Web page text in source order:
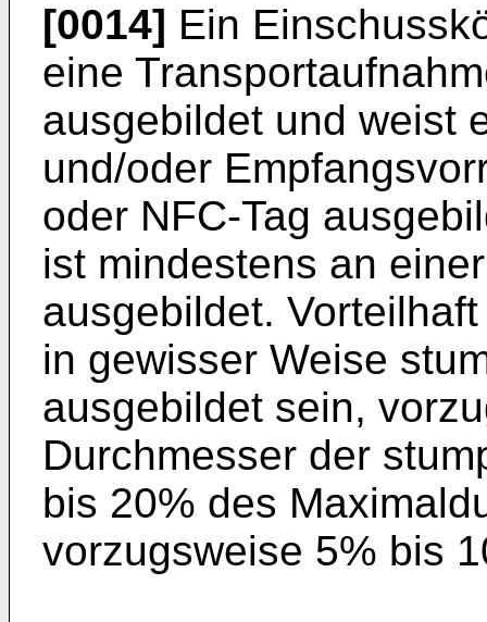
[0014] Ein
eine
ausgebildet und weist
und/oder
oder NFC-Tag
ist mindestens an
ausgebildet.
in gewisser Weise
ausgebildet sein,
Durchmesser der
bis 20% des
vorzugsweise 5% bis